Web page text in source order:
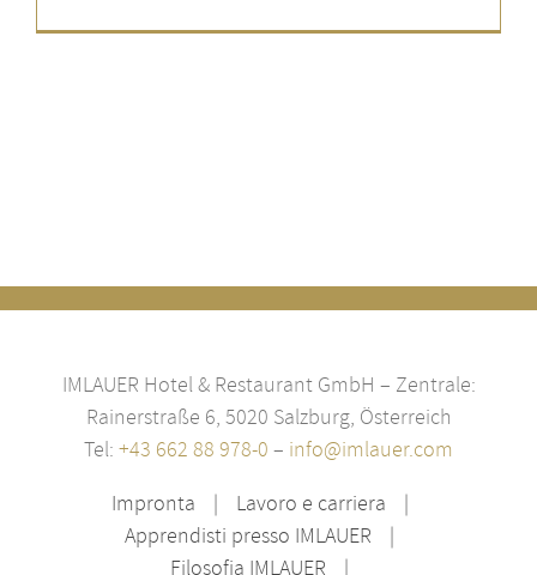
IMLAUER Hotel & Restaurant GmbH – Zentrale:
Rainerstraße 6, 5020 Salzburg, Österreich
Tel: +43 662 88 978-0 – info@imlauer.com
Impronta
Lavoro e carriera
Apprendisti presso IMLAUER
Filosofia IMLAUER